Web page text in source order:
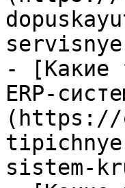
- [Какие
ERP-
(https://
sistem-